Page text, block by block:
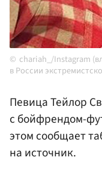
chariah_/Instagram
в России
Певица Тейлор
с бойфрендом-
этом сообщает
на источник.